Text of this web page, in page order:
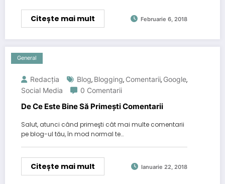
Citește mai mult Februarie 6, 2018
General
Redacția Blog, Blogging, Comentarii, Google,
Social Media
0 Comentarii
De Ce Este Bine Să Primeşti Comentarii
Salut, atunci când primeşti cât mai multe comentarii
pe blog-ul tău, în mod normal te…
Citește mai mult Ianuarie 22, 2018